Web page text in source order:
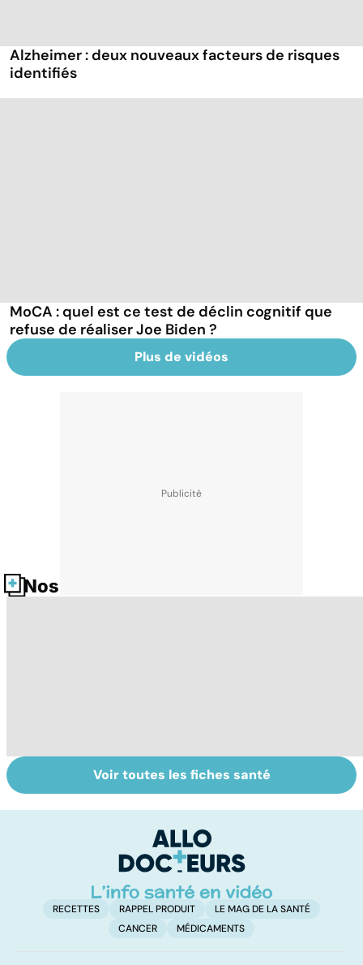
Alzheimer : deux nouveaux facteurs de risques
identifiés
MoCA : quel est ce test de déclin cognitif que
refuse de réaliser Joe Biden ?
Plus de vidéos
Nos fiches santé
Le café : une
mine d'or pour
Les aidants
familiaux aussi
Voir toutes les fiches santé
RECETTES RAPPEL PRODUIT
LE MAG DE LA SANTÉ
CANCER
MÉDICAMENTS